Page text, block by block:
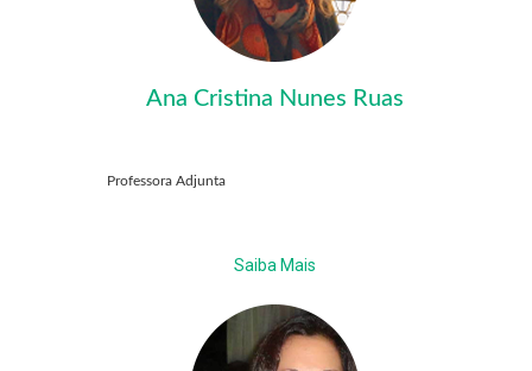
Ana Cristina Nunes Ruas
Professora Adjunta
Saiba Mais